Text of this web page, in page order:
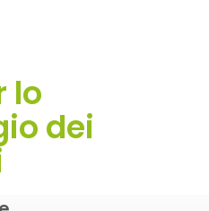
lo
dei